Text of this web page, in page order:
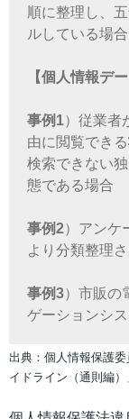
順に整理し、
ルしている場合
【個人情報デ
事例1）従業者
由に閲覧でき
検索できない
態である場合
事例2）アンケ
より分類整理
事例3）市販の
ゲーションシ
出典：個人情報保護
イドライン（通則編）